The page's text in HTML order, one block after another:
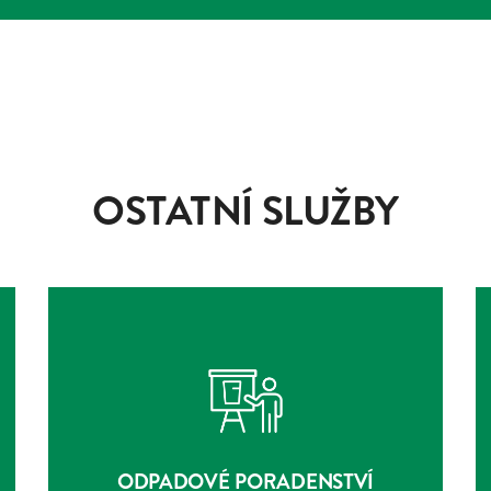
OSTATNÍ SLUŽBY
ODPADOVÉ PORADENSTVÍ
ODPADOVÉ PORADENSTVÍ